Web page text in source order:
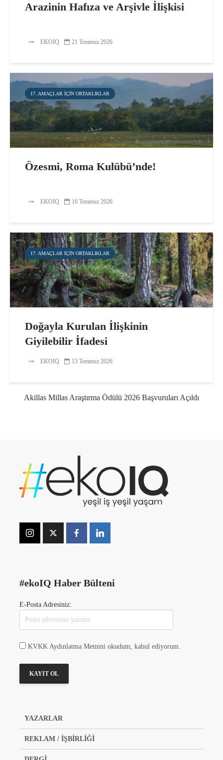
Arazinin Hafıza ve Arşivle İlişkisi
EKOIQ 21 Temmuz 2026
17. AMAÇLAR IÇIN ORTAKLIKLAR
Özesmi, Roma Kulübü’nde!
EKOIQ 16 Temmuz 2026
17. AMAÇLAR IÇIN ORTAKLIKLAR
Doğayla Kurulan İlişkinin
Giyilebilir İfadesi
EKOIQ 13 Temmuz 2026
Akillas Millas Araştırma Ödülü 2026 Başvuruları Açıldı
#ekoIQ Haber Bülteni
E-Posta Adresiniz:
KVKK Aydınlatma Metnini okudum, kabul ediyorum.
YAZARLAR
REKLAM / İŞBİRLİĞİ